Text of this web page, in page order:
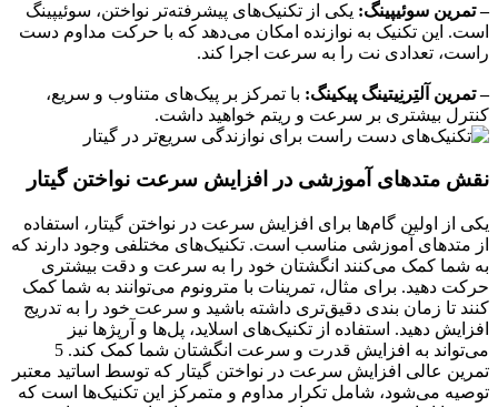
– تمرین سوئیپینگ: یکی از تکنیک‌های پیشرفته‌تر نواختن، سوئیپینگ
است. این تکنیک به نوازنده امکان می‌دهد که با حرکت مداوم دست
راست، تعدادی نت را به سرعت اجرا کند.
– تمرین آلتِرنِیتینگ پیکینگ: با تمرکز بر پیک‌های متناوب و سریع،
کنترل بیشتری بر سرعت و ریتم خواهید داشت.
نقش متدهای آموزشی در افزایش سرعت نواختن گیتار
یکی از اولین گام‌ها برای افزایش سرعت در نواختن گیتار، استفاده
از متدهای آموزشی مناسب است. تکنیک‌های مختلفی وجود دارند که
به شما کمک می‌کنند انگشتان خود را به سرعت و دقت بیشتری
حرکت دهید. برای مثال، تمرینات با مترونوم می‌توانند به شما کمک
کنند تا زمان بندی دقیق‌تری داشته باشید و سرعت خود را به تدریج
افزایش دهید. استفاده از تکنیک‌های اسلاید، پل‌ها و آرپژها نیز
می‌تواند به افزایش قدرت و سرعت انگشتان شما کمک کند. 5
تمرین عالی افزایش سرعت در نواختن گیتار که توسط اساتید معتبر
توصیه می‌شود، شامل تکرار مداوم و متمرکز این تکنیک‌ها است که